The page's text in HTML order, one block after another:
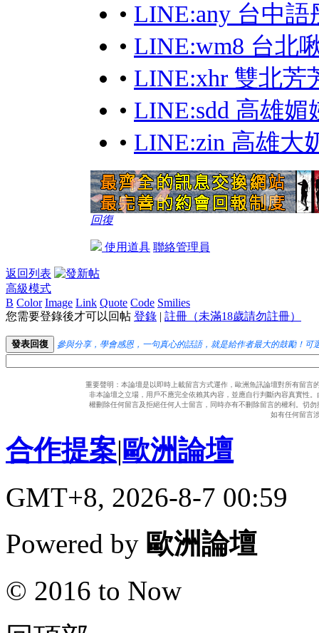
• LINE:any 台中
• LINE:wm8 台北
• LINE:xhr 雙北芳
• LINE:sdd 高雄
• LINE:zin 高雄大
回復
使用道具 聯絡管理員
返回列表
高級模式
B Color Image Link Quote Code Smilies
您需要登錄後才可以回帖 登錄 | 註冊（未滿18歲請勿註冊）
發表回復 參與分享，學會感恩，一句真心的話語，就是給作者最大的鼓勵！可
重要聲明：本論壇是以即時上載留言方式運作，歐洲魚訊論壇對所有留
非本論壇之立場，用戶不應完全依賴其內容，並應自行判斷內容真實性
權刪除任何留言及拒絕任何人士留言，同時亦有不刪除留言的權利。切
如有任何留言
合作提案|歐洲論壇
GMT+8, 2026-8-7 00:59
Powered by 歐洲論壇
© 2016 to Now